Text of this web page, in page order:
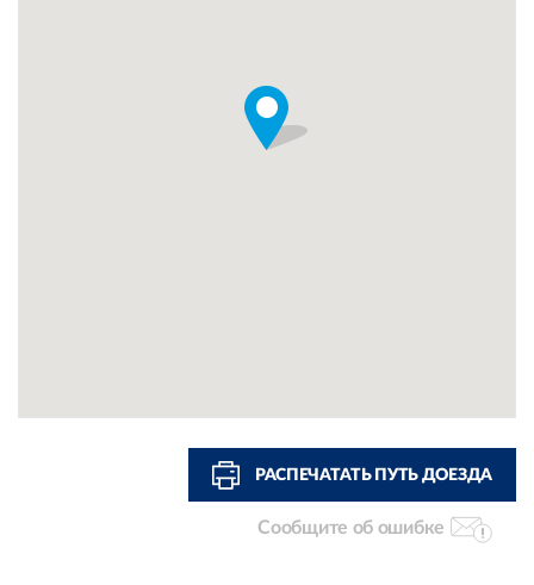
РАСПЕЧАТАТЬ ПУТЬ ДОЕЗДА
Сообщите об ошибке